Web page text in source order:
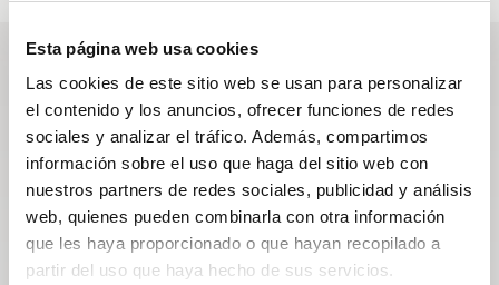
Esta página web usa cookies
Las cookies de este sitio web se usan para personalizar
el contenido y los anuncios, ofrecer funciones de redes
sociales y analizar el tráfico. Además, compartimos
información sobre el uso que haga del sitio web con
nuestros partners de redes sociales, publicidad y análisis
web, quienes pueden combinarla con otra información
que les haya proporcionado o que hayan recopilado a
partir del uso que haya hecho de sus servicios.